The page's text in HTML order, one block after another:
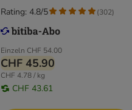
Einzeln CHF 54.00
CHF 45.90
CHF 4.78 / kg
CHF 43.61
Rating: 4.8/5 (302)